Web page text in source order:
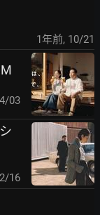
1年前, 10/21
03
16